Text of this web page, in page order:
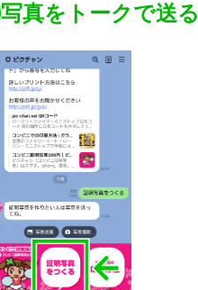
写真をトークで送る